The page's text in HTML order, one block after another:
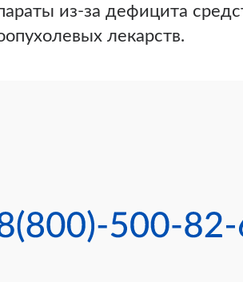
из-за дефицита
лекарств.